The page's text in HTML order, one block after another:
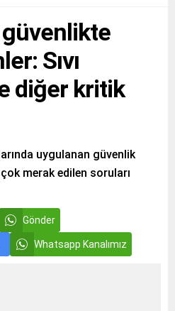
Sıvı
diğer kritik
uygulanan güvenlik
merak edilen soruları
Gönder
Whatsapp Kanalımız